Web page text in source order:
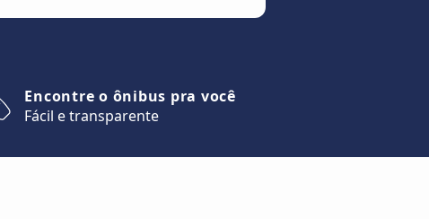
Encontre o ônibus pra você
Fácil e transparente